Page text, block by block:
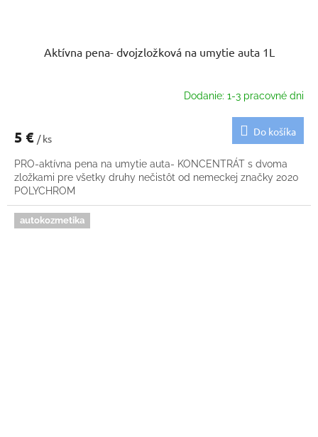
Aktívna pena- dvojzložková na umytie auta 1L
Dodanie: 1-3 pracovné dni
5 € / ks
Do košíka
PRO-aktívna pena na umytie auta- KONCENTRÁT s dvoma
zložkami pre všetky druhy nečistôt od nemeckej značky 2020
POLYCHROM
autokozmetika